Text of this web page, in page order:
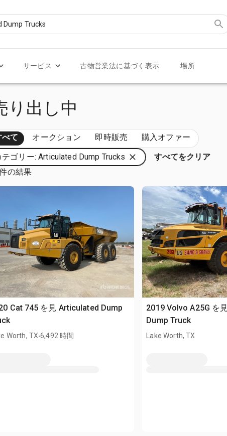
サービス 古物営業法に基づく表示 場所
り出し中
べて オークション 即時販売 購入オファー
テゴリー: Articulated Dump Trucks
すべてをクリア
の結果
Cat 745 を見 Articulated Dump
Worth, TX.6,492 時間
2019 Volvo A25G を
Dump Truck
Lake Worth, TX